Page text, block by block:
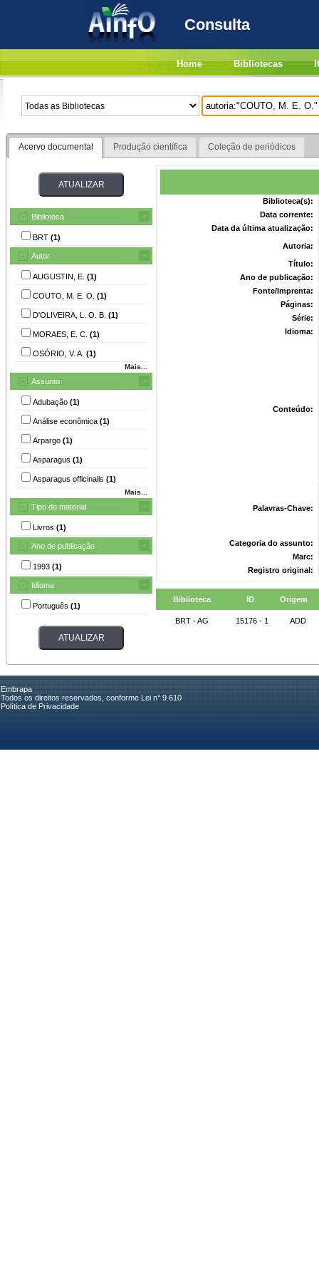
Consulta
Home Bibliotecas
Acervo documental Produção científica Coleção de periódicos
Biblioteca
BRT (1)
Autor
AUGUSTIN, E. (1)
COUTO, M. E. O. (1)
D'OLIVEIRA, L. O. B. (1)
MORAES, E. C. (1)
OSÓRIO, V. A. (1)
Mais...
Assunto
Adubação (1)
Análise econômica (1)
Arpargo (1)
Asparagus (1)
Asparagus officinalis (1)
Mais...
Tipo do material
Livros (1)
Ano de publicação
1993 (1)
Idioma
Português (1)
Biblioteca(s):
Data corrente:
Data da última atualização:
Autoria:
Título:
Ano de publicação:
Fonte/Imprenta:
Páginas:
Série:
Idioma:
Conteúdo:
Palavras-Chave:
Categoria do assunto:
Marc:
Registro original:
Biblioteca ID Origem
BRT - AG 15176 - 1 ADD
Embrapa
Todos os direitos reservados, conforme Lei n° 9.610
Política de Privacidade